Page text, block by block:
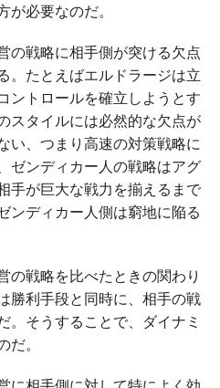
必要なのだ。
の戦略に相手側が突ける欠点
。たとえばエルドラージは立
ントロールを確立しようとす
スタイルには必然的な欠点が
い、つまり高速の対策戦略に
ゼンディカー人の戦略はアグ
手が巨大な戦力を揃えるまで
ンディカー人側は窮地に陥る
戦略を比べたときの関わり
勝利手段と同時に、相手の戦
。そうすることで、ダイナミ
。